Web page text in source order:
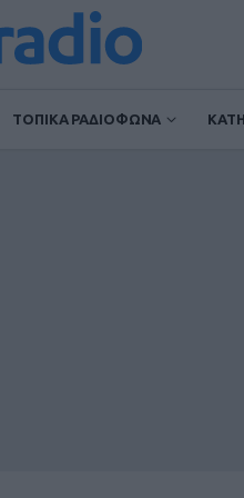
ΤΟΠΙΚΑ ΡΑΔΙΟΦΩΝΑ